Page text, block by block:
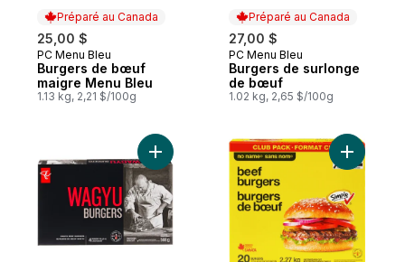
Préparé au Canada
25,00 $
Préparé au Canada
PC Menu Bleu
Burgers de bœuf
maigre Menu Bleu
1.13 kg, 2,21 $/100g
Préparé au Canada
27,00 $
Préparé au Canada
PC Menu Bleu
Burgers de surlonge
de bœuf
1.02 kg, 2,65 $/100g
Ajouter Burgers De Bœuf Wagyu auAjouter